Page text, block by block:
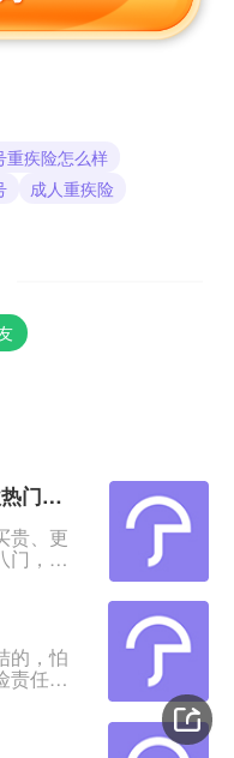
重疾险怎么样
成人重疾险
2026成人重疾险选购指南：3款热门产品全面测评
贵、更
门，条
、性价
是预算
异常、
&nbsp;
首选，
的，怕
责任越
前列
体状况